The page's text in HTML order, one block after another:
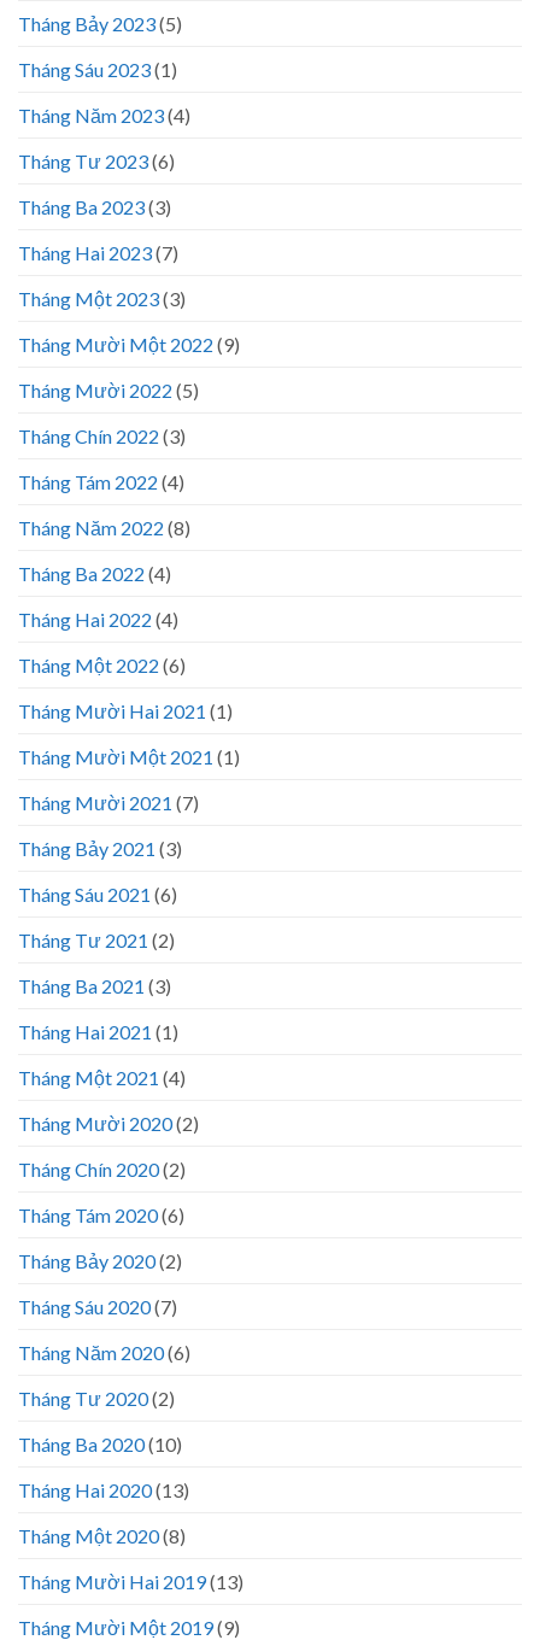
Tháng Bảy 2023(5)
Tháng Sáu 2023(1)
Tháng Năm 2023(4)
Tháng Tư 2023(6)
Tháng Ba 2023(3)
Tháng Hai 2023(7)
Tháng Một 2023(3)
Tháng Mười Một 2022 (9)
Tháng Mười 2022 (5)
Tháng Chín 2022 (3)
Tháng Tám 2022 (4)
Tháng Năm 2022 (8)
Tháng Ba 2022 (4)
Tháng Hai 2022 (4)
Tháng Một 2022 (6)
Tháng Mười Hai 2021 (1)
Tháng Mười Một 2021 (1)
Tháng Mười 2021 (7)
Tháng Bảy 2021 (3)
Tháng Sáu 2021 (6)
Tháng Tư 2021 (2)
Tháng Ba 2021 (3)
Tháng Hai 2021 (1)
Tháng Một 2021 (4)
Tháng Mười 2020(2)
Tháng Chín 2020(2)
Tháng Tám 2020(6)
Tháng Bảy 2020(2)
Tháng Sáu 2020(7)
Tháng Năm 2020(6)
Tháng Tư 2020(2)
Tháng Ba 2020(10)
Tháng Hai 2020(13)
Tháng Một 2020(8)
Tháng Mười Hai 2019(13)
Tháng Mười Một 2019(9)